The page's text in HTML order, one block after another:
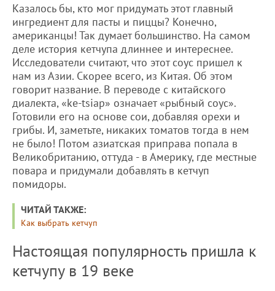
Казалось бы, кто мог придумать этот главный
ингредиент для пасты и пиццы? Конечно,
американцы! Так думает большинство. На самом
деле история кетчупа длиннее и интереснее.
Исследователи считают, что этот соус пришел к
нам из Азии. Скорее всего, из Китая. Об этом
говорит название. В переводе с китайского
диалекта, «ke-tsiap» означает «рыбный соус».
Готовили его на основе сои, добавляя орехи и
грибы. И, заметьте, никаких томатов тогда в нем
не было! Потом азиатская приправа попала в
Великобританию, оттуда - в Америку, где местные
повара и придумали добавлять в кетчуп
помидоры.
ЧИТАЙ ТАКЖЕ:
Как выбрать кетчуп
Настоящая популярность пришла к
кетчупу в 19 веке